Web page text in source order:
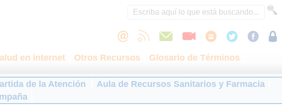
en internet Otros Recursos
Glosario de Términos
de la Atención
Aula de Recursos Sanitarios y Farmacia